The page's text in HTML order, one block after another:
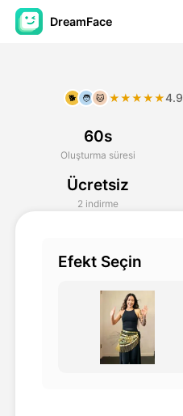
DreamFace
Avatar Video
AI Video
Fotoğraf
🐕 🧑 🐱 ★★★★★4.9
60s
Oluşturma süresi
Ücretsiz
2 indirme
Efekt Seçin